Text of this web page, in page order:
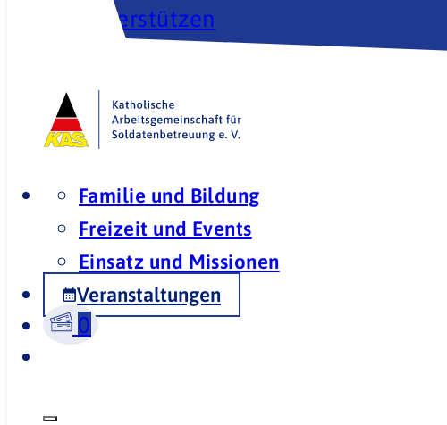
Unterstützen
Familie und Bildung
Freizeit und Events
Einsatz und Missionen
Veranstaltungen
0